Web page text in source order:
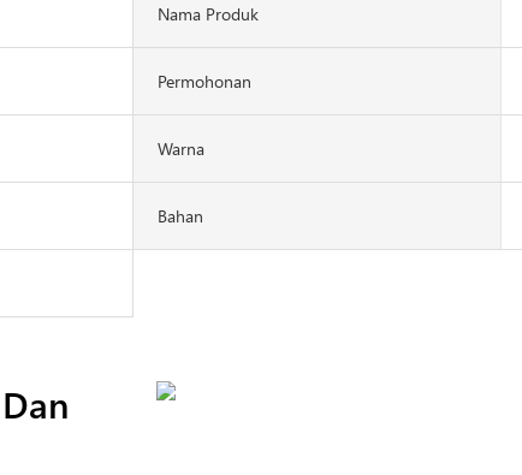
Nama Produk
Permohonan
Warna
Bahan